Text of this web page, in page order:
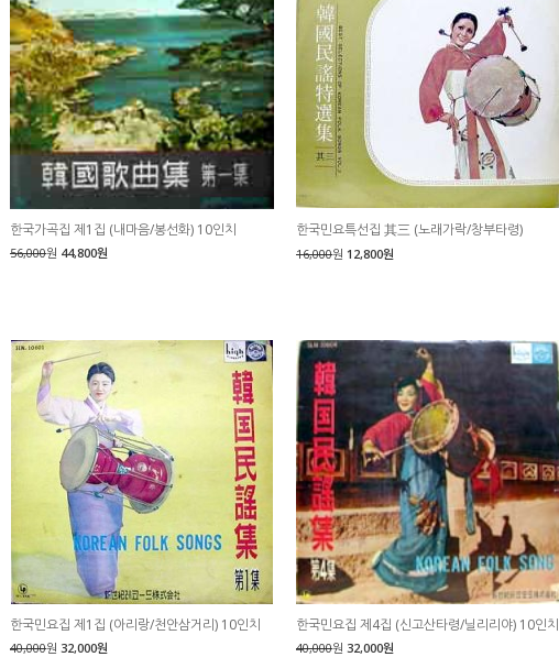
한국가곡집 제1집 (내마음/봉선화) 10인치
56,000원 44,800원
한국민요특선집 其三 (노래가락/창부타령)
16,000원 12,800원
한국민요집 제1집 (아리랑/천안삼거리) 10인치
40,000원 32,000원
한국민요집 제4집 (신고산타령/닐리리야) 10인치
40,000원 32,000원